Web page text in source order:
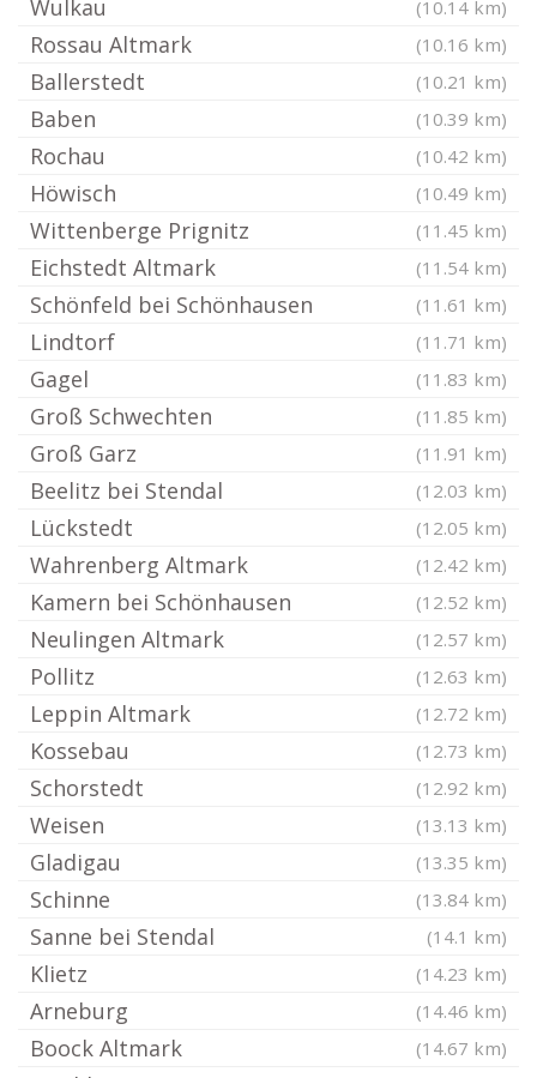
Wulkau (10.14 km)
Rossau Altmark (10.16 km)
Ballerstedt (10.21 km)
Baben (10.39 km)
Rochau (10.42 km)
Höwisch (10.49 km)
Wittenberge Prignitz (11.45 km)
Eichstedt Altmark (11.54 km)
Schönfeld bei Schönhausen (11.61 km)
Lindtorf (11.71 km)
Gagel (11.83 km)
Groß Schwechten (11.85 km)
Groß Garz (11.91 km)
Beelitz bei Stendal (12.03 km)
Lückstedt (12.05 km)
Wahrenberg Altmark (12.42 km)
Kamern bei Schönhausen (12.52 km)
Neulingen Altmark (12.57 km)
Pollitz (12.63 km)
Leppin Altmark (12.72 km)
Kossebau (12.73 km)
Schorstedt (12.92 km)
Weisen (13.13 km)
Gladigau (13.35 km)
Schinne (13.84 km)
Sanne bei Stendal (14.1 km)
Klietz (14.23 km)
Arneburg (14.46 km)
Boock Altmark (14.67 km)